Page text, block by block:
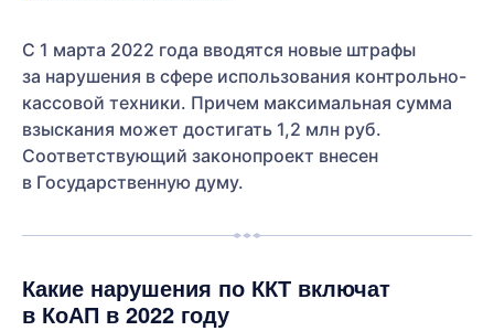
С 1 марта 2022 года вводятся новые штрафы
за нарушения в сфере использования контрольно-
кассовой техники. Причем максимальная сумма
взыскания может достигать 1,2 млн руб.
Соответствующий законопроект внесен
в Государственную думу.
Какие нарушения по ККТ включат
в КоАП в 2022 году